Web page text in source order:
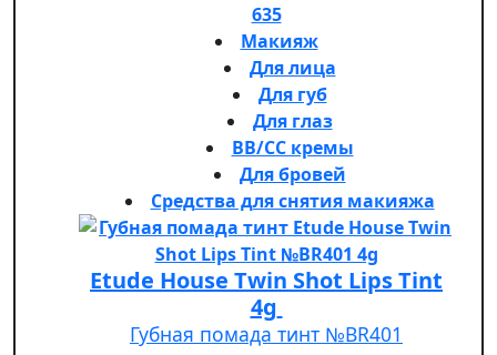
635
Макияж
Для лица
Для губ
Для глаз
BB/CC кремы
Для бровей
Средства для снятия макияжа
Etude House Twin Shot Lips Tint
4g
Губная помада тинт №BR401